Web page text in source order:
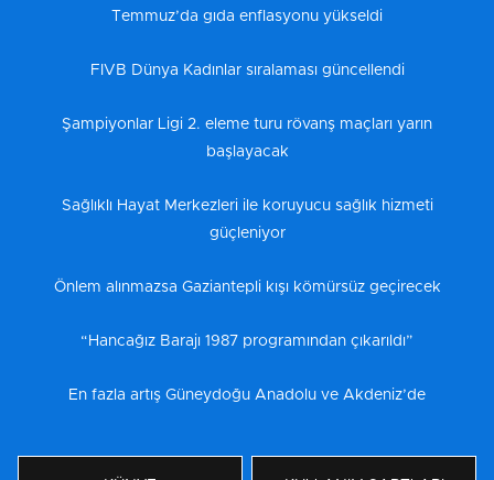
Temmuz’da gıda enflasyonu yükseldi
FIVB Dünya Kadınlar sıralaması güncellendi
Şampiyonlar Ligi 2. eleme turu rövanş maçları yarın
başlayacak
Sağlıklı Hayat Merkezleri ile koruyucu sağlık hizmeti
güçleniyor
Önlem alınmazsa Gaziantepli kışı kömürsüz geçirecek
“Hancağız Barajı 1987 programından çıkarıldı”
En fazla artış Güneydoğu Anadolu ve Akdeniz’de